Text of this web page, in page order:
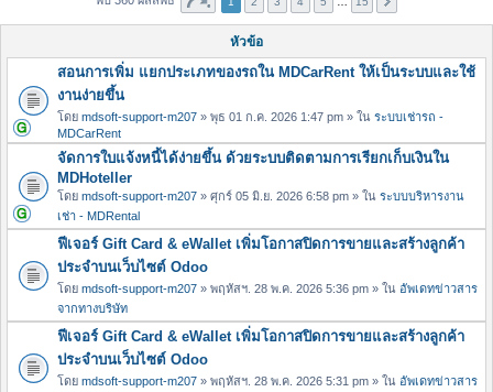
หัวข้อ
สอนการเพิ่ม แยกประเภทของรถใน MDCarRent ให้เป็นระบบและใช้
งานง่ายขึ้น
โดย mdsoft-support-m207 » พุธ 01 ก.ค. 2026 1:47 pm » ใน ระบบเช่ารถ -
MDCarRent
จัดการใบแจ้งหนี้ได้ง่ายขึ้น ด้วยระบบติดตามการเรียกเก็บเงินใน
MDHoteller
โดย mdsoft-support-m207 » ศุกร์ 05 มิ.ย. 2026 6:58 pm » ใน ระบบบริหารงาน
เช่า - MDRental
ฟีเจอร์ Gift Card & eWallet เพิ่มโอกาสปิดการขายและสร้างลูกค้า
ประจำบนเว็บไซต์ Odoo
โดย mdsoft-support-m207 » พฤหัสฯ. 28 พ.ค. 2026 5:36 pm » ใน อัพเดทข่าวสาร
จากทางบริษัท
ฟีเจอร์ Gift Card & eWallet เพิ่มโอกาสปิดการขายและสร้างลูกค้า
ประจำบนเว็บไซต์ Odoo
โดย mdsoft-support-m207 » พฤหัสฯ. 28 พ.ค. 2026 5:31 pm » ใน อัพเดทข่าวสาร